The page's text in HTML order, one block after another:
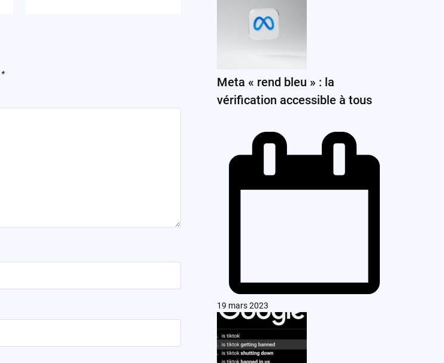
*
Meta « rend bleu » : la
vérification accessible à tous
19 mars 2023